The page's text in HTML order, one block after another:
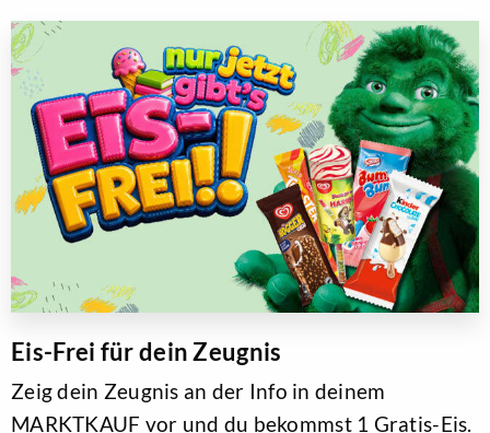
Eis-Frei für dein Zeugnis
Zeig dein Zeugnis an der Info in deinem
MARKTKAUF vor und du bekommst 1 Gratis-Eis.